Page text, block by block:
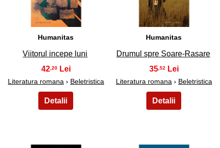
Humanitas
Viitorul incepe luni
42 ,20
Literatura romana › Beletristica
Humanitas
Drumul spre Soare-Rasare
35,52
Literatura romana › Beletristica